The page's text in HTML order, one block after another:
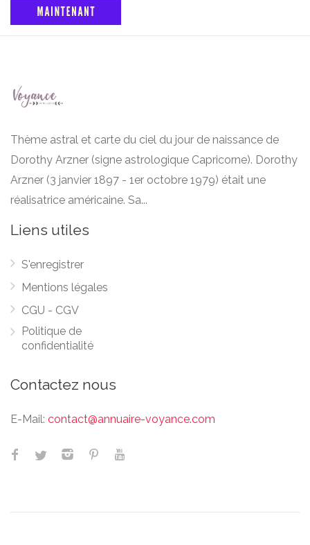
Thème astral et carte du ciel du jour de naissance de
Dorothy Arzner (signe astrologique Capricorne). Dorothy
Arzner (3 janvier 1897 - 1er octobre 1979) était une
réalisatrice américaine. Sa...
Liens utiles
S'enregistrer
Mentions légales
CGU - CGV
Politique de
confidentialité
Contactez nous
E-Mail: contact@annuaire-voyance.com